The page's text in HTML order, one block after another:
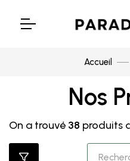
Accueil
Nos
On a trouvé 38 produits